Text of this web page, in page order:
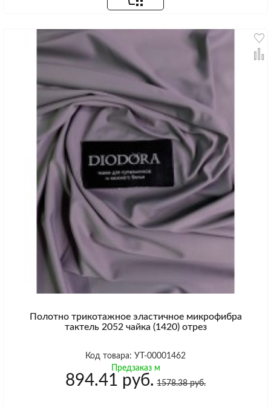
Полотно трикотажное эластичное микрофибра
тактель 2052 чайка (1420) отрез
Код товара: УТ-00001462
Предзаказ м
894.41 руб. 1578.38 руб.